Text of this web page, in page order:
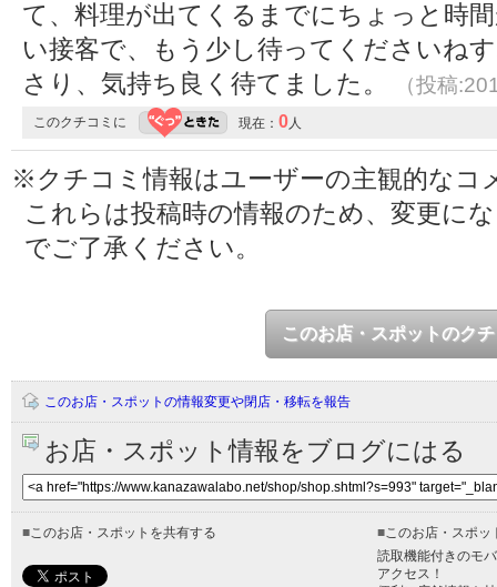
て、料理が出てくるまでにちょっと時
い接客で、もう少し待ってくださいね
さり、気持ち良く待てました。
（投稿
このクチコミに 現在： 0人
※クチコミ情報はユーザーの主観的なコ
これらは投稿時の情報のため、変更に
でご了承ください。
このお店・スポットのク
このお店・スポットの情報変更や閉店・移転を報告
お店・スポット情報をブログにはる
■このお店・スポットを共有する ■このお店・スポッ
読取機能付きのモ
アクセス！